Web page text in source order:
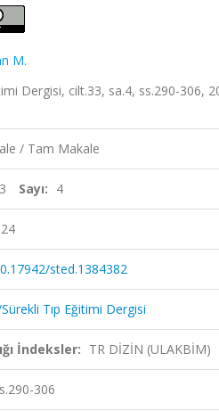
M.
Dergisi, cilt.33, sa.4, ss.290-306,
/ Tam Makale
Sayı: 4
sted.1384382
Tıp Eğitimi Dergisi
İndeksler: TR DİZİN (ULAKBİM)
306